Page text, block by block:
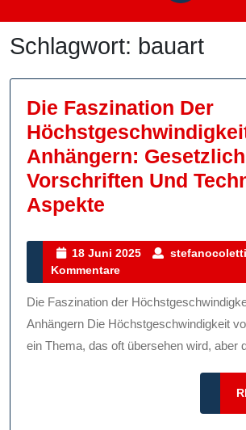
Schlagwort: bauart
Die Faszination Der
Anhängern:
Vorschriften Und
Aspekte
Der
Von
Anhängern:
Gesetzliche
Vorschriften
18 Juni 2025
18
2025
stefanocoletti
Kommentare
Die Faszination der Höchstgeschwindigkeit von
Anhängern Die Höchstgeschwindigkeit
ein Thema, das oft übersehen wird, aber